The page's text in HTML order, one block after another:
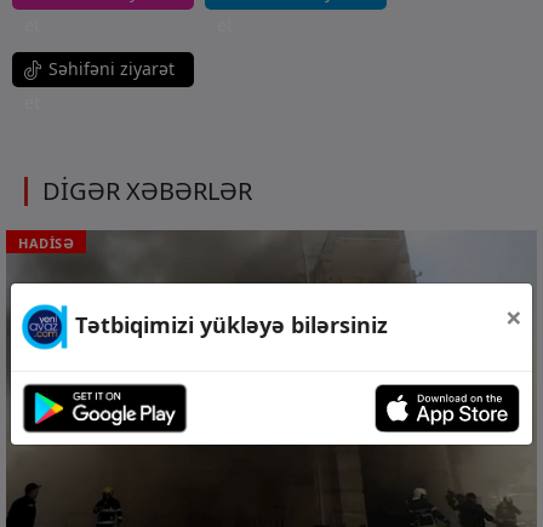
Səhifəni ziyarət
DİGƏR XƏBƏRLƏR
HADİSƏ
Tətbiqimizi yükləyə bilərsiniz ×